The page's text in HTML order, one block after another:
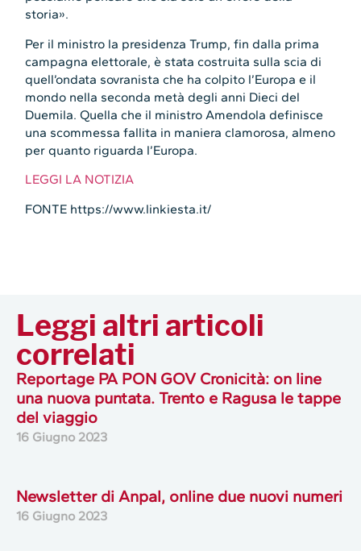
storia».
Per il ministro la presidenza Trump, fin dalla prima
campagna elettorale, è stata costruita sulla scia di
quell’ondata sovranista che ha colpito l’Europa e il
mondo nella seconda metà degli anni Dieci del
Duemila. Quella che il ministro Amendola definisce
una scommessa fallita in maniera clamorosa, almeno
per quanto riguarda l’Europa.
LEGGI LA NOTIZIA
FONTE https://www.linkiesta.it/
Leggi altri articoli
correlati
Reportage PA PON GOV Cronicità: on line
una nuova puntata. Trento e Ragusa le tappe
del viaggio
16 Giugno 2023
Newsletter di Anpal, online due nuovi numeri
16 Giugno 2023